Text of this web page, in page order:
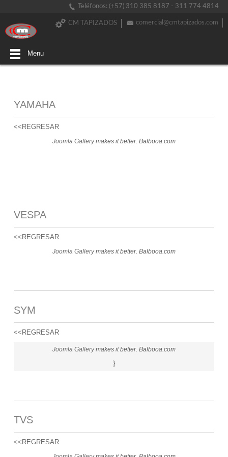
Teléfonos: (+57) 310 385 8187 - 311 774 4814
comercial@cmtapizados.com
CM TAPIZADOS
Menu
YAMAHA
<<REGRESAR
Joomla Gallerymakes it better. Balbooa.com
VESPA
<<REGRESAR
Joomla Gallerymakes it better. Balbooa.com
SYM
<<REGRESAR
Joomla Gallerymakes it better. Balbooa.com
}
TVS
<<REGRESAR